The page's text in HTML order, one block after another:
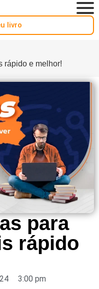
livro
rápido e melhor!
para
rápido
3:00 pm